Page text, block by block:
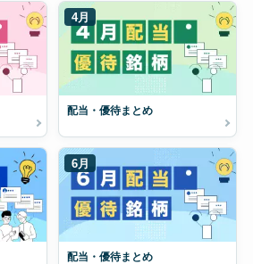
4月
配当・優待まとめ
6月
配当・優待まとめ